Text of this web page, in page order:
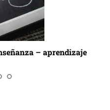
– aprendizaje